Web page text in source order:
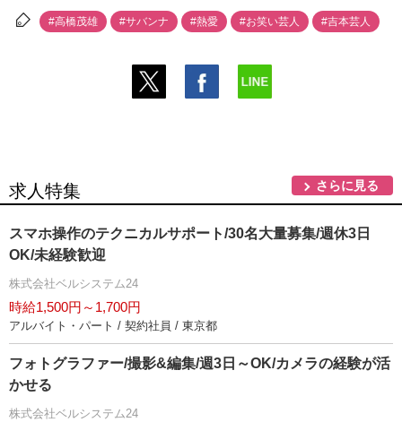
#高橋茂雄 #サバンナ #熱愛 #お笑い芸人 #吉本芸人
求人特集 さらに見る
スマホ操作のテクニカルサポート/30名大量募集/週休3日
OK/未経験歓迎
株式会社ベルシステム24
時給1,500円～1,700円
アルバイト・パート / 契約社員 / 東京都
フォトグラファー/撮影&編集/週3日～OK/カメラの経験が活
かせる
株式会社ベルシステム24